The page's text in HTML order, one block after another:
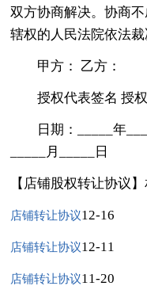
双方协商解决。协商
辖权的人民法院依法裁
甲方： 乙方：
授权代表签名 授权
日期：_____年
_____月_____日
【店铺股权转让协议
店铺转让协议12-16
店铺转让协议12-11
店铺转让协议11-20